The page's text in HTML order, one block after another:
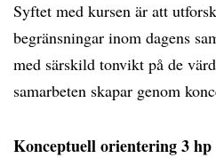
Syftet med kursen är att
begränsningar inom dagens
med särskild tonvikt på de
samarbeten skapar genom
Konceptuell orientering 3 hp